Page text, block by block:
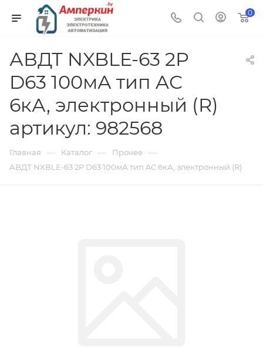
0
АВДТ NXBLE-63 2P
D63 100мА тип AС
6кА, электронный (R)
артикул: 982568
Главная — Каталог — Прочее —
АВДТ NXBLE-63 2P D63 100мА тип AС 6кА, электронный (R)